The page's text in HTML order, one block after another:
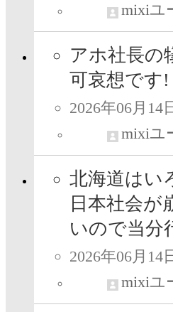
mixiユ
アホ社長の
可哀想です!
2026年06月14
mixiユ
北海道はい
日本社会が
いので当分
2026年06月14
mixiユ